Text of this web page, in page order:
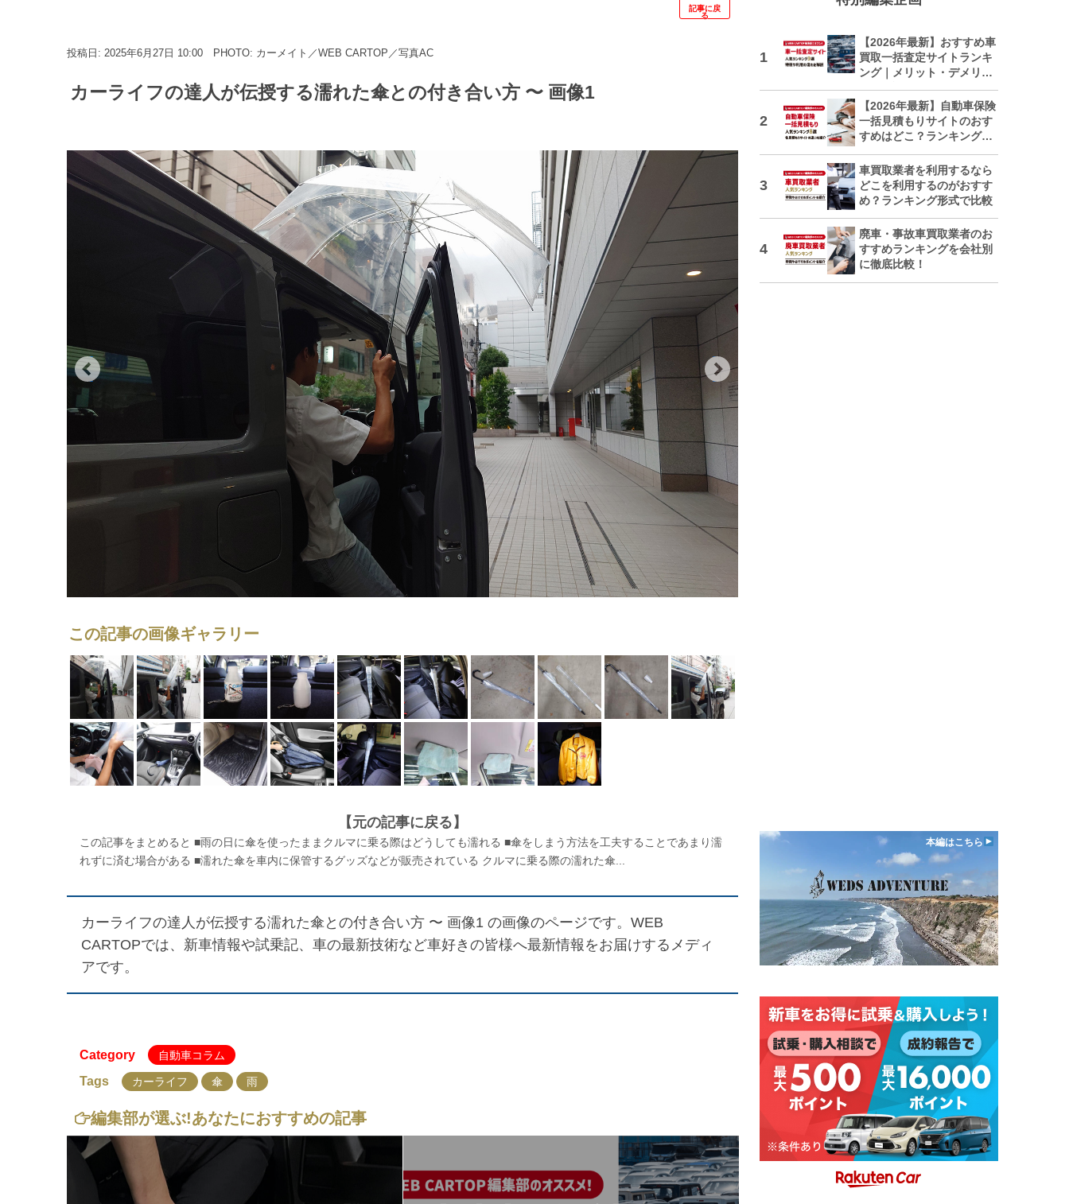
記事に戻
る
投稿日: 2025年6月27日 10:00 PHOTO: カーメイト／WEB CARTOP／写真AC
カーライフの達人が伝授する濡れた傘との付き合い方 〜 画像1
この記事の画像ギャラリー
【元の記事に戻る】
この記事をまとめると ■雨の日に傘を使ったままクルマに乗る際はどうしても濡れる ■傘をしまう方法を工夫することであまり濡
れずに済む場合がある ■濡れた傘を車内に保管するグッズなどが販売されている クルマに乗る際の濡れた傘...
カーライフの達人が伝授する濡れた傘との付き合い方 〜 画像1 の画像のページです。WEB
CARTOPでは、新車情報や試乗記、車の最新技術など車好きの皆様へ最新情報をお届けするメディ
アです。
Category 自動車コラム
Tags カーライフ 傘 雨
編集部が選ぶ!あなたにおすすめの記事
【2026年最新】おすすめ車
買取一括査定サイトランキ
ング｜メリット・デメリッ
トも解説
【2026年最新】自動車保険
一括見積もりサイトのおす
すめはどこ？ランキングで
車買取業者を利用するなら
どこを利用するのがおすす
め？ランキング形式で比較
廃車・事故車買取業者のお
すすめランキングを会社別
に徹底比較！
本編はこちら